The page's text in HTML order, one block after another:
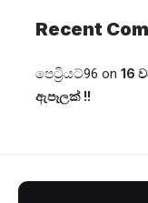
Recent
පෙට්‍රියට්96 on 16
ඇපෑලක් !!